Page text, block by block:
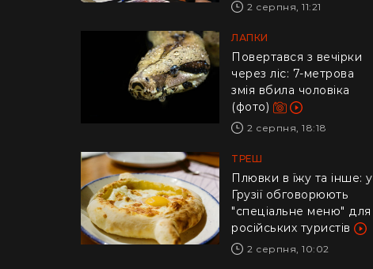
2 серпня, 11:21
ЛАПКИ
Повертався з вечірки
через ліс: 7-метрова
змія вбила чоловіка
(фото)
2 серпня, 18:18
ТРЕШ
Плювки в їжу та інше: у
Грузії обговорюють
"спеціальне меню" для
російських туристів
2 серпня, 10:02